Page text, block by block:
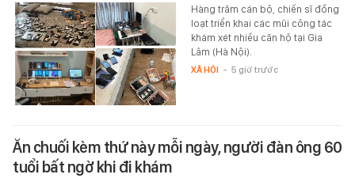
Hàng trăm cán bộ, chiến sĩ đồng
loạt triển khai các mũi công tác
khám xét nhiều căn hộ tại Gia
Lâm (Hà Nội).
XÃ HỘI - 5 giờ trước
Ăn chuối kèm thứ này mỗi ngày, người đàn ông 60
tuổi bất ngờ khi đi khám